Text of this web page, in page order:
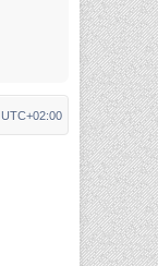
UTC+02:00